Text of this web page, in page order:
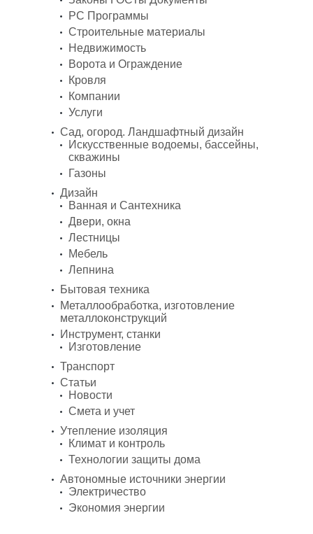
PC Программы
Строительные материалы
Недвижимость
Ворота и Ограждение
Кровля
Компании
Услуги
Сад, огород. Ландшафтный дизайн
Искусственные водоемы, бассейны,
скважины
Газоны
Дизайн
Ванная и Сантехника
Двери, окна
Лестницы
Мебель
Лепнина
Бытовая техника
Металлообработка, изготовление
металлоконструкций
Инструмент, станки
Изготовление
Транспорт
Статьи
Новости
Смета и учет
Утепление изоляция
Климат и контроль
Технологии защиты дома
Автономные источники энергии
Электричество
Экономия энергии